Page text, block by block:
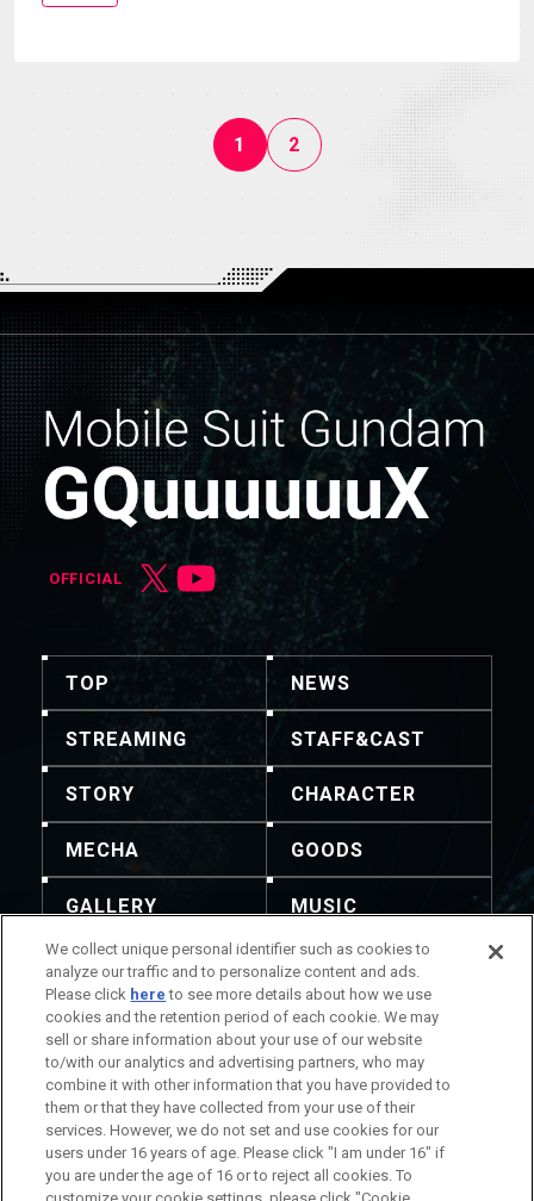
1 2
OFFICIAL
TOP NEWS
STREAMING STAFF&CAST
STORY CHARACTER
MECHA GOODS
GALLERY MUSIC
THEATER
La redistribution du contenu et des images est
interdite. Pour tout demande, veuillez vous référer à
ces coordonnées.
Informations sur le titre
Informations sur l'entreprise
We collect unique personal identifier such as cookies to
analyze our traffic and to personalize content and ads.
Please click here to see more details about how we use
cookies and the retention period of each cookie. We may
sell or share information about your use of our website
to/with our analytics and advertising partners, who may
combine it with other information that you have provided to
them or that they have collected from your use of their
services. However, we do not set and use cookies for our
users under 16 years of age. Please click "I am under 16" if
you are under the age of 16 or to reject all cookies. To